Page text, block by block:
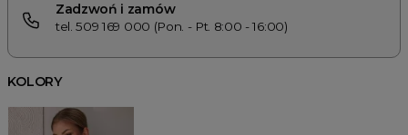
Zadzwoń i zamów
tel. 509 169 000 (Pon. - Pt. 8:00 - 16:00)
KOLORY